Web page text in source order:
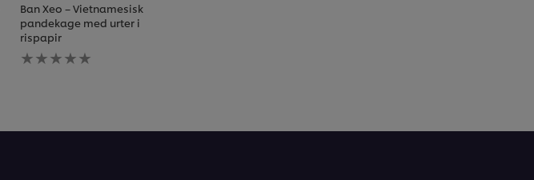
Ban Xeo – Vietnamesisk
pandekage med urter i
rispapir
Ingen
bedømmelser